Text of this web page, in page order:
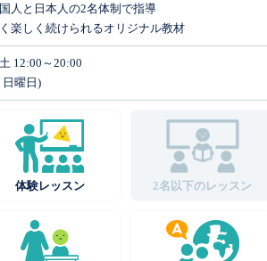
国人と日本人の2名体制で指導
く楽しく続けられるオリジナル教材
12:00～20:00
日曜日)
体験レッスン 2名以下のレッスン